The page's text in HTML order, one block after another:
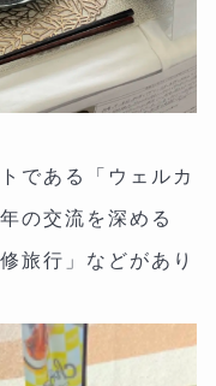
である「ウェルカ
の交流を深める
旅行」などがあり